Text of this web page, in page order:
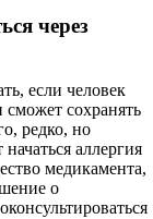
через
если человек
сможет сохранять
редко, но
аллергия
медикамента,
о